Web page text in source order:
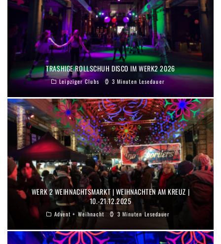
TRASHIGE ROLLSCHUH DISCO IM WERK2 2026
Leipziger Clubs 3 Minuten Lesedauer
WERK 2 WEIHNACHTSMARKT | WEIHNACHTEN AM KREUZ |
10.-21.12.2025
Advent + Weihnacht 3 Minuten Lesedauer